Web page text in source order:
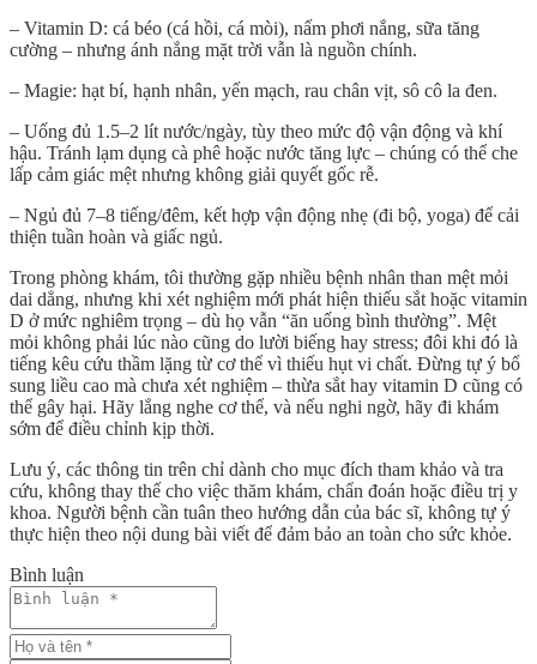
– Vitamin D: cá béo (cá hồi, cá mòi), nấm phơi nắng, sữa tăng
cường – nhưng ánh nắng mặt trời vẫn là nguồn chính.
– Magie: hạt bí, hạnh nhân, yến mạch, rau chân vịt, sô cô la đen.
– Uống đủ 1.5–2 lít nước/ngày, tùy theo mức độ vận động và khí
hậu. Tránh lạm dụng cà phê hoặc nước tăng lực – chúng có thể che
lấp cảm giác mệt nhưng không giải quyết gốc rễ.
– Ngủ đủ 7–8 tiếng/đêm, kết hợp vận động nhẹ (đi bộ, yoga) để cải
thiện tuần hoàn và giấc ngủ.
Trong phòng khám, tôi thường gặp nhiều bệnh nhân than mệt mỏi
dai dẳng, nhưng khi xét nghiệm mới phát hiện thiếu sắt hoặc vitamin
D ở mức nghiêm trọng – dù họ vẫn “ăn uống bình thường”. Mệt
mỏi không phải lúc nào cũng do lười biếng hay stress; đôi khi đó là
tiếng kêu cứu thầm lặng từ cơ thể vì thiếu hụt vi chất. Đừng tự ý bổ
sung liều cao mà chưa xét nghiệm – thừa sắt hay vitamin D cũng có
thể gây hại. Hãy lắng nghe cơ thể, và nếu nghi ngờ, hãy đi khám
sớm để điều chỉnh kịp thời.
Lưu ý, các thông tin trên chỉ dành cho mục đích tham khảo và tra
cứu, không thay thế cho việc thăm khám, chẩn đoán hoặc điều trị y
khoa. Người bệnh cần tuân theo hướng dẫn của bác sĩ, không tự ý
thực hiện theo nội dung bài viết để đảm bảo an toàn cho sức khỏe.
Bình luận